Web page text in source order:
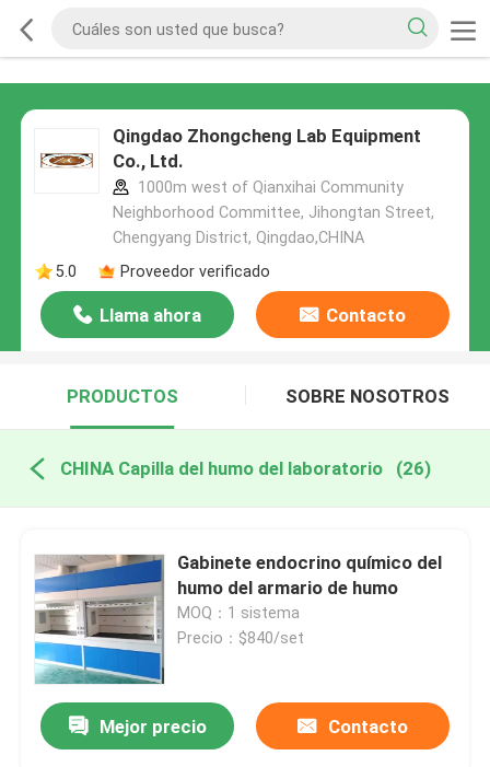
Qingdao Zhongcheng Lab Equipment
Co., Ltd.
1000m west of Qianxihai Community
Neighborhood Committee, Jihongtan Street,
Chengyang District, Qingdao,CHINA
5.0
Proveedor verificado
Llama ahora Contacto
PRODUCTOS SOBRE NOSOTROS
CHINA Capilla del humo del laboratorio (26)
Gabinete endocrino químico del
humo del armario de humo
MOQ：1 sistema
Precio：$840/set
Mejor precio Contacto